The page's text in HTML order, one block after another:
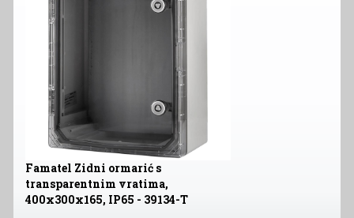
Famatel Zidni ormarić s
transparentnim vratima,
400x300x165, IP65 - 39134-T